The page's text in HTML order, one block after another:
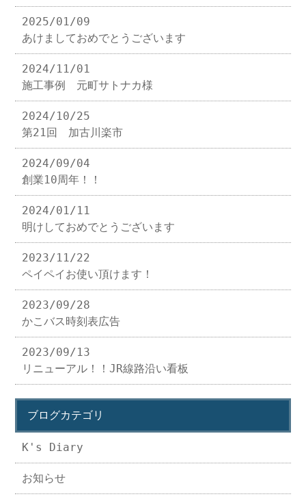
2025/01/09
あけましておめでとうございます
2024/11/01
施工事例 元町サトナカ様
2024/10/25
第21回 加古川楽市
2024/09/04
創業10周年！！
2024/01/11
明けしておめでとうございます
2023/11/22
ペイペイお使い頂けます！
2023/09/28
かこバス時刻表広告
2023/09/13
リニューアル！！JR線路沿い看板
ブログカテゴリ
K's Diary
お知らせ